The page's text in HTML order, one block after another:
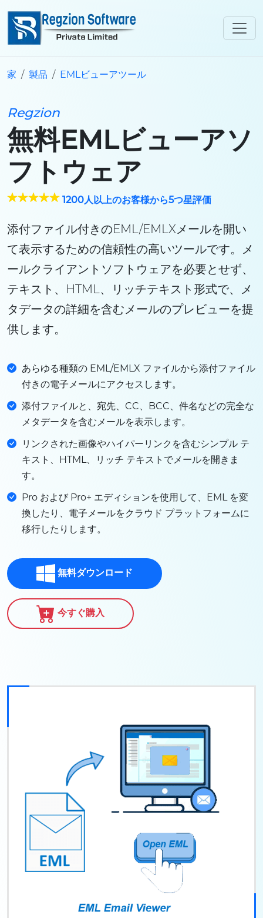
家 製品 EMLビューアツール
Regzion
無料EMLビューアソ
フトウェア
1200人以上のお客様から5つ星評価
添付ファイル付きのEML/EMLXメールを開い
て表示するための信頼性の高いツールです。メ
ールクライアントソフトウェアを必要とせず、
テキスト、HTML、リッチテキスト形式で、メ
タデータの詳細を含むメールのプレビューを提
供します。
あらゆる種類の EML/EMLX ファイルから添付ファイル
付きの電子メールにアクセスします。
添付ファイルと、宛先、CC、BCC、件名などの完全な
メタデータを含むメールを表示します。
リンクされた画像やハイパーリンクを含むシンプル テ
キスト、HTML、リッチ テキストでメールを開きま
す。
Pro および Pro+ エディションを使用して、EML を変
換したり、電子メールをクラウド プラットフォームに
移行したりします。
無料ダウンロード
今すぐ購入